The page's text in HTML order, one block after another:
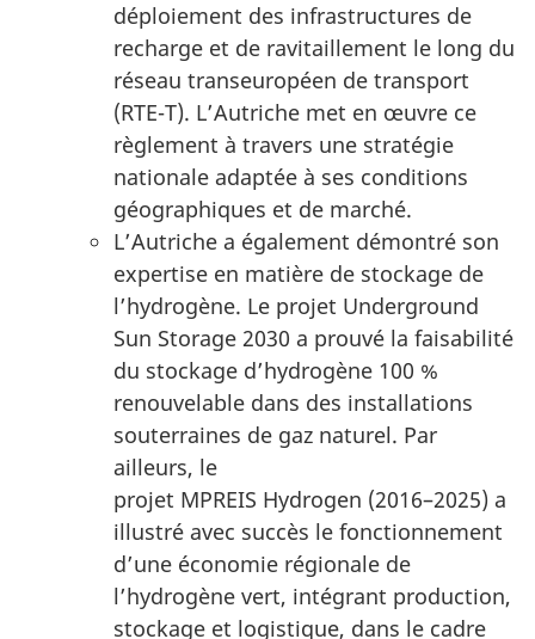
déploiement des infrastructures de
recharge et de ravitaillement le long du
réseau transeuropéen de transport
(RTE-T). L’Autriche met en œuvre ce
règlement à travers une stratégie
nationale adaptée à ses conditions
géographiques et de marché.
L’Autriche a également démontré son
expertise en matière de stockage de
l’hydrogène. Le projet Underground
Sun Storage 2030 a prouvé la faisabilité
du stockage d’hydrogène 100 %
renouvelable dans des installations
souterraines de gaz naturel. Par
ailleurs, le
projet MPREIS Hydrogen (2016–2025) a
illustré avec succès le fonctionnement
d’une économie régionale de
l’hydrogène vert, intégrant production,
stockage et logistique, dans le cadre